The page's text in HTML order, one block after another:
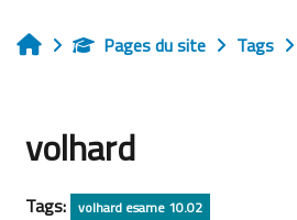
AccueilPages du site Tags
volhard
Tags: volhard esame 10.02